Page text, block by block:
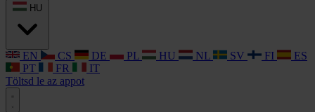
EN CS DE PL HU NL SV FI
ES
PT
FR
IT
Töltsd le az appot